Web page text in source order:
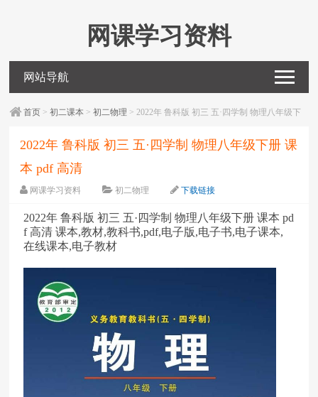
网课学习资料
网站导航
首页 >初二课本 >初二物理 > 2022年 鲁科版 初三 五·四学制 物理八年级下
2022年 鲁科版 初三 五·四学制 物理八年级下册 课
本 pdf 高清
网课学习资料 初二物理
下载链接
2022年 鲁科版 初三 五·四学制 物理八年级下册 课本 pd
f 高清 课本,教材,教科书,pdf,电子版,电子书,电子课本,
在线课本,电子教材